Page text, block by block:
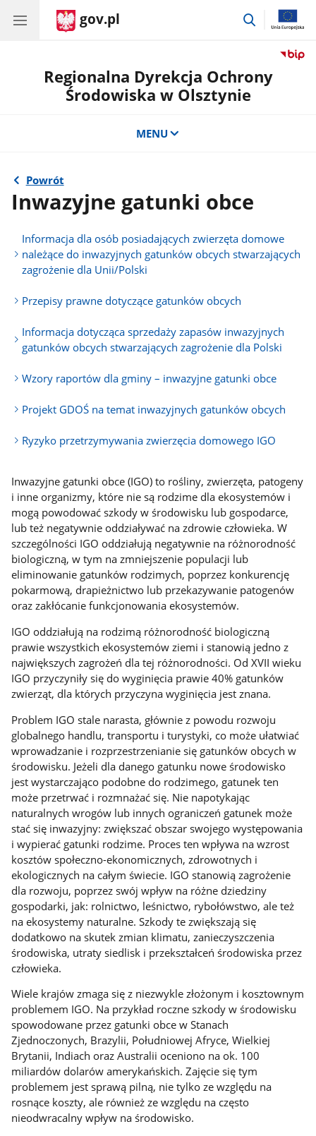
gov.pl
przejdź
Regionalna Dyrekcja Ochrony
Środowiska w Olsztynie
MENU
Powrót
Inwazyjne gatunki obce
Informacja dla osób posiadających zwierzęta domowe
należące do inwazyjnych gatunków obcych stwarzających
zagrożenie dla Unii/Polski
Przepisy prawne dotyczące gatunków obcych
Informacja dotycząca sprzedaży zapasów inwazyjnych
gatunków obcych stwarzających zagrożenie dla Polski
Wzory raportów dla gminy – inwazyjne gatunki obce
Projekt GDOŚ na temat inwazyjnych gatunków obcych
Ryzyko przetrzymywania zwierzęcia domowego IGO
Inwazyjne gatunki obce (IGO) to rośliny, zwierzęta, patogeny
i inne organizmy, które nie są rodzime dla ekosystemów i
mogą powodować szkody w środowisku lub gospodarce,
lub też negatywnie oddziaływać na zdrowie człowieka. W
szczególności IGO oddziałują negatywnie na różnorodność
biologiczną, w tym na zmniejszenie populacji lub
eliminowanie gatunków rodzimych, poprzez konkurencję
pokarmową, drapieżnictwo lub przekazywanie patogenów
oraz zakłócanie funkcjonowania ekosystemów.
IGO oddziałują na rodzimą różnorodność biologiczną
prawie wszystkich ekosystemów ziemi i stanowią jedno z
największych zagrożeń dla tej różnorodności. Od XVII wieku
IGO przyczyniły się do wyginięcia prawie 40% gatunków
zwierząt, dla których przyczyna wyginięcia jest znana.
Problem IGO stale narasta, głównie z powodu rozwoju
globalnego handlu, transportu i turystyki, co może ułatwiać
wprowadzanie i rozprzestrzenianie się gatunków obcych w
środowisku. Jeżeli dla danego gatunku nowe środowisko
jest wystarczająco podobne do rodzimego, gatunek ten
może przetrwać i rozmnażać się. Nie napotykając
naturalnych wrogów lub innych ograniczeń gatunek może
stać się inwazyjny: zwiększać obszar swojego występowania
i wypierać gatunki rodzime. Proces ten wpływa na wzrost
kosztów społeczno-ekonomicznych, zdrowotnych i
ekologicznych na całym świecie. IGO stanowią zagrożenie
dla rozwoju, poprzez swój wpływ na różne dziedziny
gospodarki, jak: rolnictwo, leśnictwo, rybołówstwo, ale też
na ekosystemy naturalne. Szkody te zwiększają się
dodatkowo na skutek zmian klimatu, zanieczyszczenia
środowiska, utraty siedlisk i przekształceń środowiska przez
człowieka.
Wiele krajów zmaga się z niezwykle złożonym i kosztownym
problemem IGO. Na przykład roczne szkody w środowisku
spowodowane przez gatunki obce w Stanach
Zjednoczonych, Brazylii, Południowej Afryce, Wielkiej
Brytanii, Indiach oraz Australii oceniono na ok. 100
miliardów dolarów amerykańskich. Zajęcie się tym
problemem jest sprawą pilną, nie tylko ze względu na
rosnące koszty, ale również ze względu na często
nieodwracalny wpływ na środowisko.